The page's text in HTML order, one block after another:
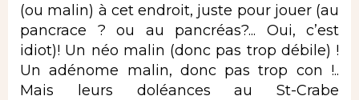
(ou malin) à cet endroit, juste pour jouer (au
pancrace ? ou au pancréas?... Oui, c’est
idiot)! Un néo malin (donc pas trop débile) !
Un adénome malin, donc pas trop con !..
Mais leurs doléances au St-Crabe